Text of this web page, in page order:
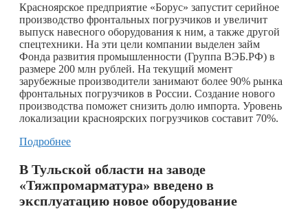
Красноярское предприятие «Борус» запустит серийное
производство фронтальных погрузчиков и увеличит
выпуск навесного оборудования к ним, а также другой
спецтехники. На эти цели компании выделен займ
Фонда развития промышленности (Группа ВЭБ.РФ) в
размере 200 млн рублей. На текущий момент
зарубежные производители занимают более 90% рынка
фронтальных погрузчиков в России. Создание нового
производства поможет снизить долю импорта. Уровень
локализации красноярских погрузчиков составит 70%.
Подробнее
В Тульской области на заводе
«Тяжпромарматура» введено в
эксплуатацию новое оборудование